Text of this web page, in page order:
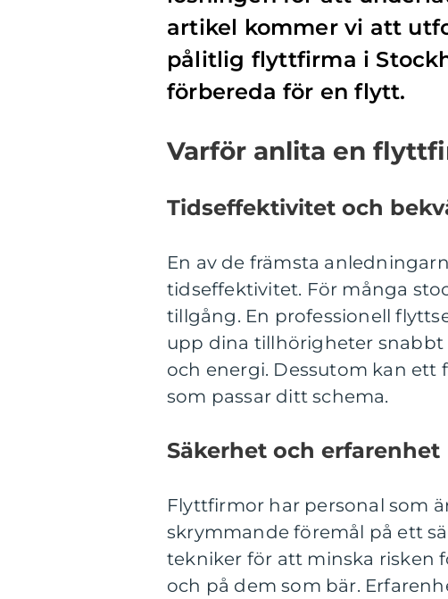
artikel kommer vi att
pålitlig flyttfirma i
förbereda för en flytt.
Varför anlita en
Tidseffektivitet och
En av de främsta
tidseffektivitet. För många
tillgång. En professionell
upp dina tillhörigheter
och energi. Dessutom kan
som passar ditt schema.
Säkerhet och erfarenhet
Flyttfirmor har personal som
skrymmande föremål på ett
tekniker för att minska risken
och på dem som bär.